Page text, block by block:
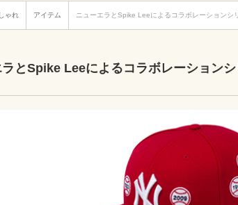
ゃれ アイテム ニューエラとSpike Leeによるコラボレーションシ
とSpike Leeによるコラボレーション